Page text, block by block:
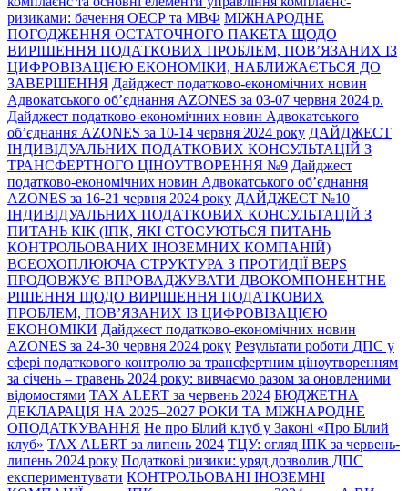
ризиками: бачення ОЕСР та МВФ МІЖНАРОДНЕ
ПОГОДЖЕННЯ ОСТАТОЧНОГО ПАКЕТА ЩОДО
ВИРІШЕННЯ ПОДАТКОВИХ ПРОБЛЕМ, ПОВ’ЯЗАНИХ ІЗ
ЦИФРОВІЗАЦІЄЮ ЕКОНОМІКИ, НАБЛИЖАЄТЬСЯ ДО
ЗАВЕРШЕННЯ Дайджест податково-економічних новин
Адвокатського об’єднання AZONES за 03-07 червня 2024 р.
Дайджест податково-економічних новин Адвокатського
об’єднання AZONES за 10-14 червня 2024 року ДАЙДЖЕСТ
ІНДИВІДУАЛЬНИХ ПОДАТКОВИХ КОНСУЛЬТАЦІЙ З
ТРАНСФЕРТНОГО ЦІНОУТВОРЕННЯ №9 Дайджест
податково-економічних новин Адвокатського об’єднання
AZONES за 16-21 червня 2024 року ДАЙДЖЕСТ №10
ІНДИВІДУАЛЬНИХ ПОДАТКОВИХ КОНСУЛЬТАЦІЙ З
ПИТАНЬ КІК (ІПК, ЯКІ СТОСУЮТЬСЯ ПИТАНЬ
КОНТРОЛЬОВАНИХ ІНОЗЕМНИХ КОМПАНІЙ)
ВСЕОХОПЛЮЮЧА СТРУКТУРА З ПРОТИДІЇ BEPS
ПРОДОВЖУЄ ВПРОВАДЖУВАТИ ДВОКОМПОНЕНТНЕ
РІШЕННЯ ЩОДО ВИРІШЕННЯ ПОДАТКОВИХ
ПРОБЛЕМ, ПОВ’ЯЗАНИХ ІЗ ЦИФРОВІЗАЦІЄЮ
ЕКОНОМІКИ Дайджест податково-економічних новин
AZONES за 24-30 червня 2024 року Результати роботи ДПС у
сфері податкового контролю за трансфертним ціноутворенням
за січень – травень 2024 року: вивчаємо разом за оновленими
відомостями TAX ALERT за червень 2024 БЮДЖЕТНА
ДЕКЛАРАЦІЯ НА 2025–2027 РОКИ ТА МІЖНАРОДНЕ
ОПОДАТКУВАННЯ Не про Білий клуб у Законі «Про Білий
клуб» TAX ALERT за липень 2024 ТЦУ: огляд ІПК за червень-
липень 2024 року Податкові ризики: уряд дозволив ДПС
експериментувати КОНТРОЛЬОВАНІ ІНОЗЕМНІ